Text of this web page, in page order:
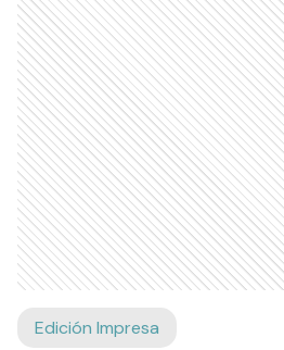
Edición Impresa